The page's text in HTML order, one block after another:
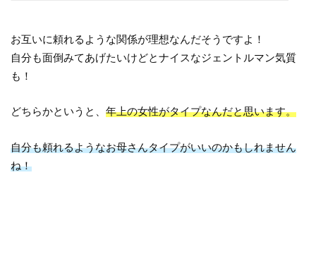
お互いに頼れるような関係が理想なんだそうですよ！
自分も面倒みてあげたいけどとナイスなジェントルマン気質
も！
どちらかというと、年上の女性がタイプなんだと思います。
自分も頼れるようなお母さんタイプがいいのかもしれません
ね！